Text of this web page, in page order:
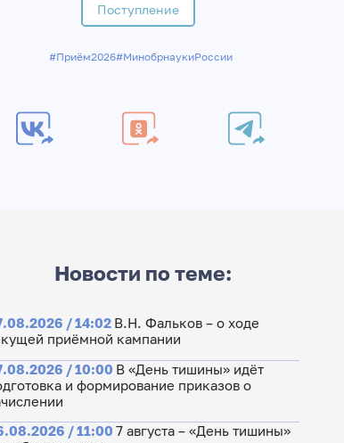
Поступление
#Приём2026#МинобрнаукиРоссии
Новости по теме:
/ 14:02 В.Н. Фальков – о ходе
приёмной кампании
/ 10:00 В «День тишины» идёт
и формирование приказов о
/ 11:00 7 августа – «День тишины»